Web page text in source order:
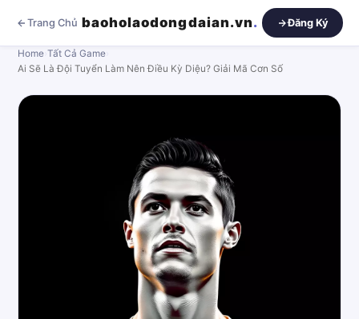
Trang Chủ baoholaodongdaian.vn. Đăng Ký
Home Tất Cả Game
Ai Sẽ Là Đội Tuyển Làm Nên Điều Kỳ Diệu? Giải Mã Cơn Số